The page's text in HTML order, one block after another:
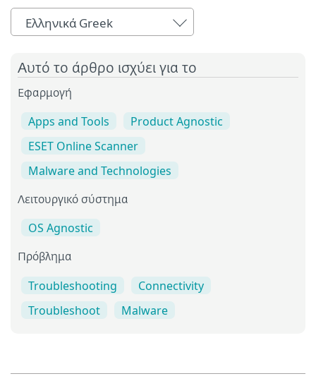
Ελληνικά Greek
Αυτό το άρθρο ισχύει για το
Εφαρμογή
Apps and Tools
Product Agnostic
ESET Online Scanner
Malware and Technologies
Λειτουργικό σύστημα
OS Agnostic
Πρόβλημα
Troubleshooting
Connectivity
Troubleshoot
Malware